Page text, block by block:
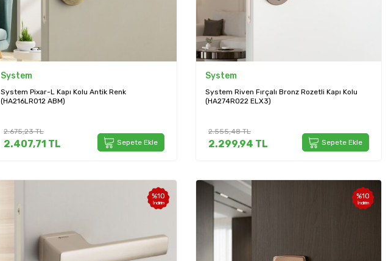
System
System Pixar-L Kapı Kolu Antik Renk
(HA216LRO12 ABM)
2.675,23TL
2.407,71 TL Sepete Ekle
System
System Riven Fırçalı Bronz Rozetli Kapı Kolu
(HA274RO22 ELX3)
2.555,48TL
2.299,94 TL Sepete Ekle
%10
İndirim
%10
İndirim